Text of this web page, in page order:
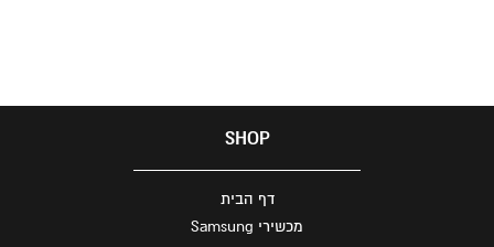
SHOP
דף הבית
מכשירי Samsung